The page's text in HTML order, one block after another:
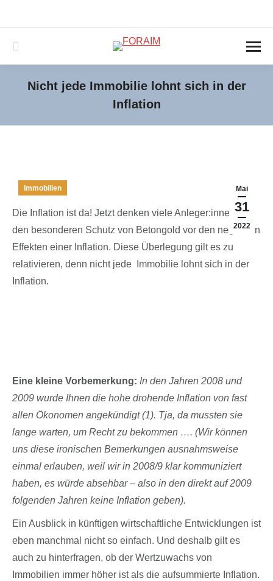
Search:
Nicht jede Immobilie lohnt sich in der
Inflation
Mai
31
2022
Immobilien
Die Inflation ist da! Jetzt denken viele Anleger:innen an
den besonderen Schutz von Betongold vor den negativen
Effekten einer Inflation. Diese Überlegung gilt es zu
relativieren, denn nicht jede Immobilie lohnt sich in der
Inflation.
Eine kleine Vorbemerkung: In den Jahren 2008 und
2009 wurde Ihnen die hohe drohende Inflation von fast
allen Ökonomen angekündigt (1). Tja, da mussten sie
lange warten, um Recht zu bekommen …. (Wir können
uns diese ironischen Bemerkungen ausnahmsweise
einmal erlauben, weil wir in 2008/9 klar kommuniziert
haben, es würde absehbar – also in den direkt auf 2009
folgenden Jahren keine Inflation geben).
Ein Ausblick in künftigen wirtschaftliche Entwicklungen ist
eben manchmal nicht so einfach. Und deshalb gilt es
auch zu hinterfragen, ob der Wertzuwachs von
Immobilien immer höher ist als die aufsummierte Inflation.